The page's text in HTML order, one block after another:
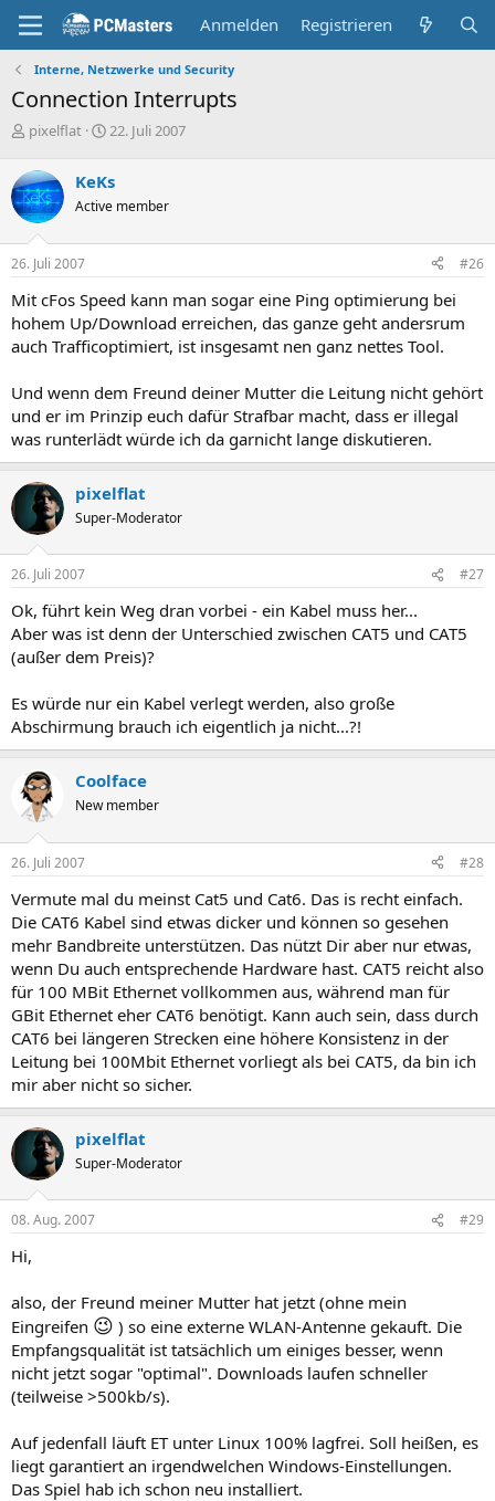
Anmelden Registrieren
Interne, Netzwerke und Security
Connection Interrupts
E
s
t
e
l
l
e
pixelflat
E
t
e
l
m
22. Juli 2007
KeKs
Active member
26. Juli 2007 #26
Mit cFos Speed kann man sogar eine Ping optimierung bei
hohem Up/Download erreichen, das ganze geht andersrum
auch Trafficoptimiert, ist insgesamt nen ganz nettes Tool.
Und wenn dem Freund deiner Mutter die Leitung nicht gehört
und er im Prinzip euch dafür Strafbar macht, dass er illegal
was runterlädt würde ich da garnicht lange diskutieren.
pixelflat
Super-Moderator
26. Juli 2007 #27
Ok, führt kein Weg dran vorbei - ein Kabel muss her...
Aber was ist denn der Unterschied zwischen CAT5 und CAT5
(außer dem Preis)?
Es würde nur ein Kabel verlegt werden, also große
Abschirmung brauch ich eigentlich ja nicht...?!
Coolface
New member
26. Juli 2007 #28
Vermute mal du meinst Cat5 und Cat6. Das is recht einfach.
Die CAT6 Kabel sind etwas dicker und können so gesehen
mehr Bandbreite unterstützen. Das nützt Dir aber nur etwas,
wenn Du auch entsprechende Hardware hast. CAT5 reicht also
für 100 MBit Ethernet vollkommen aus, während man für
GBit Ethernet eher CAT6 benötigt. Kann auch sein, dass durch
CAT6 bei längeren Strecken eine höhere Konsistenz in der
Leitung bei 100Mbit Ethernet vorliegt als bei CAT5, da bin ich
mir aber nicht so sicher.
pixelflat
Super-Moderator
08. Aug. 2007 #29
Hi,
also, der Freund meiner Mutter hat jetzt (ohne mein
Eingreifen 😉 ) so eine externe WLAN-Antenne gekauft. Die
Empfangsqualität ist tatsächlich um einiges besser, wenn
nicht jetzt sogar "optimal". Downloads laufen schneller
(teilweise >500kb/s).
Auf jedenfall läuft ET unter Linux 100% lagfrei. Soll heißen, es
liegt garantiert an irgendwelchen Windows-Einstellungen.
Das Spiel hab ich schon neu installiert.